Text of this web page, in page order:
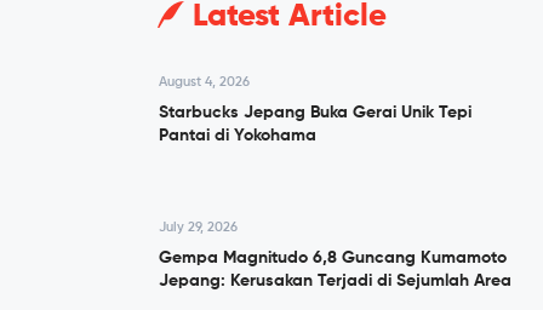
Latest Article
August 4, 2026
Starbucks Jepang Buka Gerai Unik Tepi
Pantai di Yokohama
July 29, 2026
Gempa Magnitudo 6,8 Guncang Kumamoto
Jepang: Kerusakan Terjadi di Sejumlah Area